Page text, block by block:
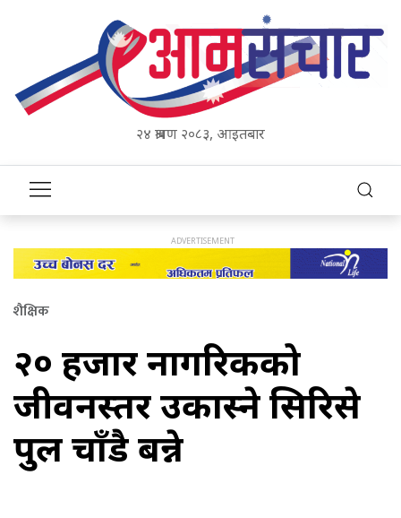
२४ श्रावण २०८३, आइतबार
शैक्षिक
२० हजार नागरिकको
जीवनस्तर उकास्ने सिरिसे
पुल चाँडै बन्ने